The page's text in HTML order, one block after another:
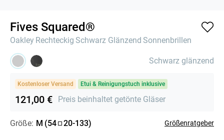
Fives Squared®
Oakley Rechteckig Schwarz Glänzend Sonnenbrillen
Schwarz glänzend
Kostenloser Versand Etui & Reinigungstuch inklusive
121,00 € Preis beinhaltet getönte Gläser
Größe: M (54 20-133) Größenratgeber